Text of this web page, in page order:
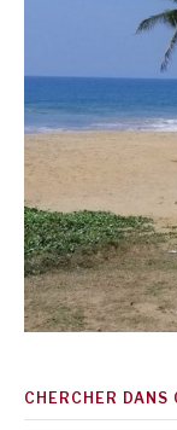
CHERCHER DANS